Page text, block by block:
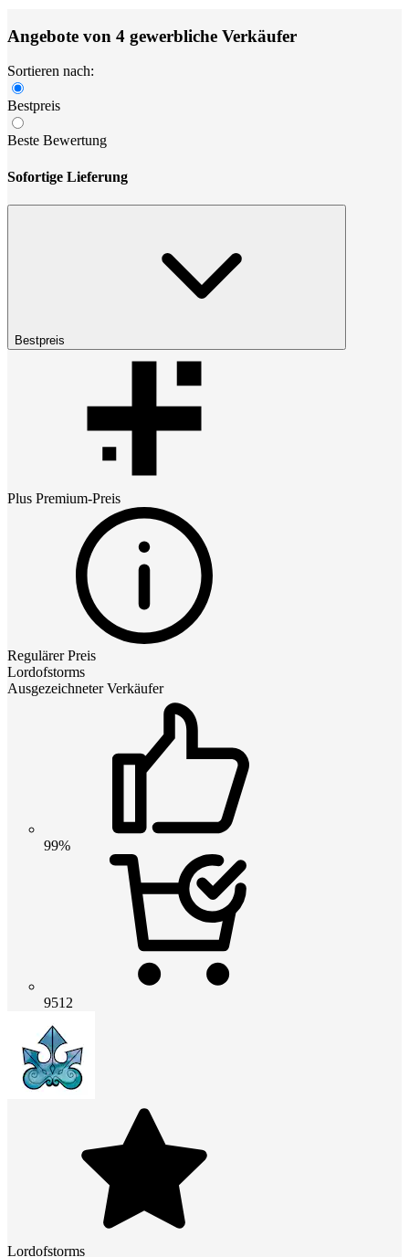
Angebote von 4 gewerbliche Verkäufer
Sortieren nach:
Bestpreis
Beste Bewertung
Sofortige Lieferung
Bestpreis
Plus Premium-Preis
Regulärer Preis
Lordofstorms
Ausgezeichneter Verkäufer
99%
9512
Lordofstorms